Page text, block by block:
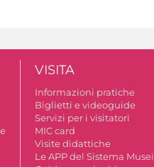
VISITA
Informazioni pratiche
Biglietti e videoguide
Servizi per i visitatori
MIC card
Visite didattiche
Le APP del Sistema Musei